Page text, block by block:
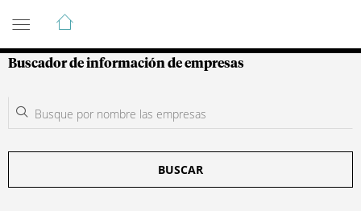
Guía de Empresas Colombianas
Buscador de información de empresas
BUSCAR